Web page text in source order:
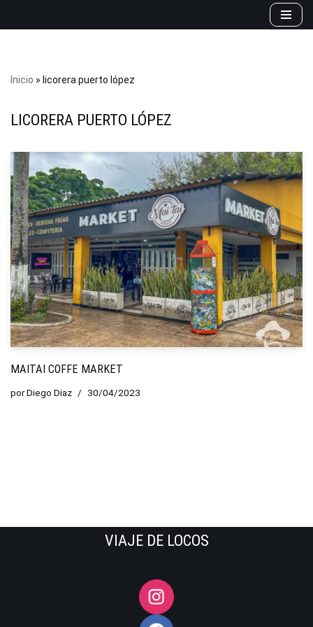
Inicio » licorera puerto lópez
LICORERA PUERTO LÓPEZ
MAITAI COFFE MARKET
porDiego Diaz 30/04/2023
VIAJE DE LOCOS